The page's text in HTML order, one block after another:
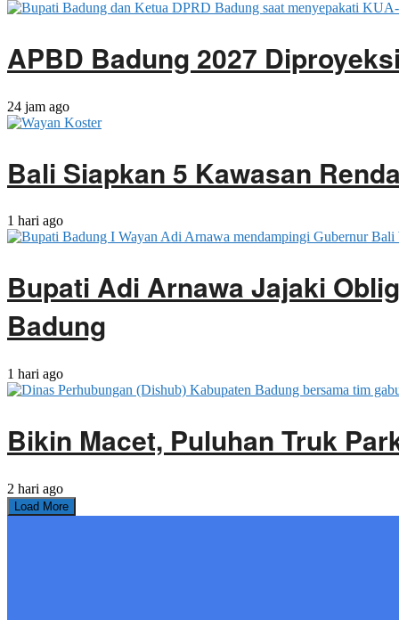
APBD Badung 2027
24 jam ago
Bali Siapkan 5 Kawasan
1 hari ago
Bupati Adi Arnawa Jajaki
Badung
1 hari ago
Bikin Macet, Puluhan Truk
2 hari ago
Load More